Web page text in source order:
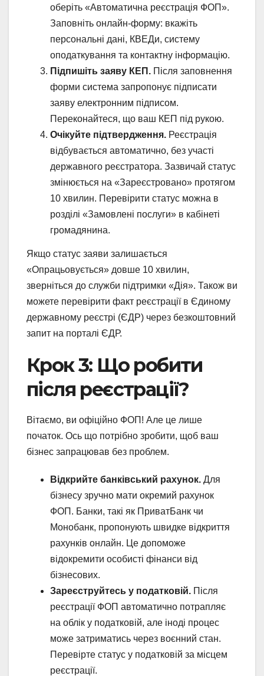
оберіть «Автоматична реєстрація ФОП».
Заповніть онлайн-форму: вкажіть
персональні дані, КВЕДи, систему
оподаткування та контактну інформацію.
Підпишіть заяву КЕП. Після заповнення
форми система запропонує підписати
заяву електронним підписом.
Переконайтеся, що ваш КЕП під рукою.
Очікуйте підтвердження. Реєстрація
відбувається автоматично, без участі
державного реєстратора. Зазвичай статус
змінюється на «Зареєстровано» протягом
10 хвилин. Перевірити статус можна в
розділі «Замовлені послуги» в кабінеті
громадянина.
Якщо статус заяви залишається
«Опрацьовується» довше 10 хвилин,
зверніться до служби підтримки «Дія». Також ви
можете перевірити факт реєстрації в Єдиному
державному реєстрі (ЄДР) через безкоштовний
запит на порталі ЄДР.
Крок 3: Що робити
після реєстрації?
Вітаємо, ви офіційно ФОП! Але це лише
початок. Ось що потрібно зробити, щоб ваш
бізнес запрацював без проблем.
Відкрийте банківський рахунок. Для
бізнесу зручно мати окремий рахунок
ФОП. Банки, такі як ПриватБанк чи
Монобанк, пропонують швидке відкриття
рахунків онлайн. Це допоможе
відокремити особисті фінанси від
бізнесових.
Зареєструйтесь у податковій. Після
реєстрації ФОП автоматично потрапляє
на облік у податковій, але іноді процес
може затриматись через воєнний стан.
Перевірте статус у податковій за місцем
реєстрації.